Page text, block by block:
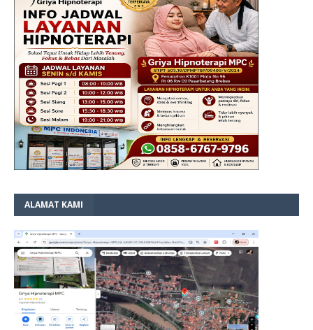
ALAMAT KAMI